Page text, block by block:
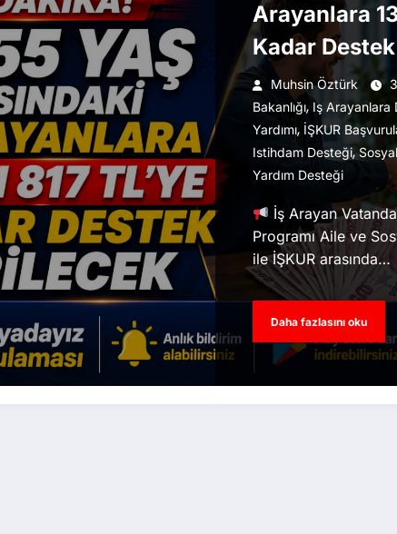
Arayanlara
Kadar
Muhsin Öztürk
Bakanlığı, Iş Arayanlara
Yardımı, İŞKUR
Istihdam Desteği,
Yardım Desteği
İş Arayan
Programı Aile ve
ile İŞKUR arasında…
Daha fazlasını oku